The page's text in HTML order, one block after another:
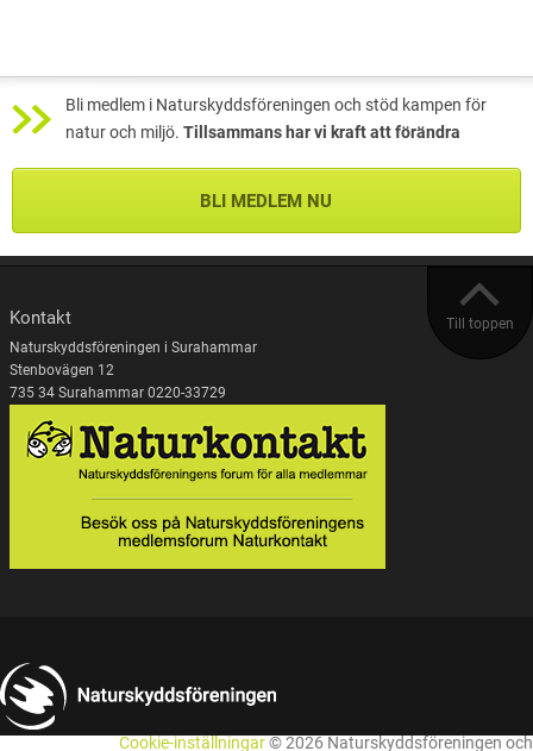
Bli medlem i Naturskyddsföreningen och stöd kampen för
natur och miljö. Tillsammans har vi kraft att förändra
BLI MEDLEM NU
Till toppen
Kontakt
Naturskyddsföreningen i Surahammar
Stenbovägen 12
735 34 Surahammar 0220-33729
Cookie-inställningar© 2026 Naturskyddsföreningen och